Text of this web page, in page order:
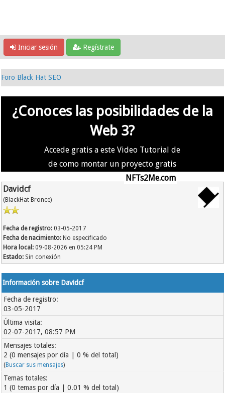
Iniciar sesión Regístrate
Foro Black Hat SEO
¿Conoces las posibilidades de la
Web 3?
Accede gratis a este Video Tutorial de
de como montar un proyecto gratis
NFTs2Me.com
Davidcf
(BlackHat Bronce)
Fecha de registro: 03-05-2017
Fecha de nacimiento: No especificado
Hora local: 09-08-2026 en 05:24 PM
Estado: Sin conexión
Información sobre Davidcf
Fecha de registro:
03-05-2017
Última visita:
02-07-2017, 08:57 PM
Mensajes totales:
2 (0 mensajes por día | 0 % del total)
(Buscar sus mensajes)
Temas totales:
1 (0 temas por día | 0.01 % del total)